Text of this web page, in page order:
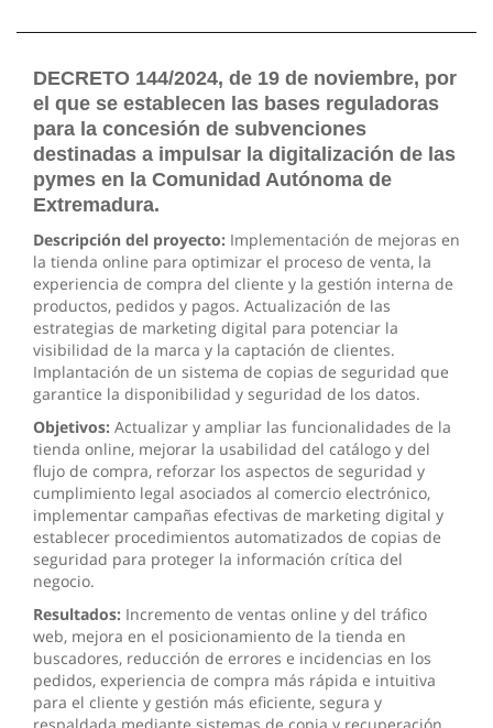
DECRETO 144/2024, de 19 de noviembre, por
el que se establecen las bases reguladoras
para la concesión de subvenciones
destinadas a impulsar la digitalización de las
pymes en la Comunidad Autónoma de
Extremadura.
Descripción del proyecto: Implementación de mejoras en
la tienda online para optimizar el proceso de venta, la
experiencia de compra del cliente y la gestión interna de
productos, pedidos y pagos. Actualización de las
estrategias de marketing digital para potenciar la
visibilidad de la marca y la captación de clientes.
Implantación de un sistema de copias de seguridad que
garantice la disponibilidad y seguridad de los datos.
Objetivos: Actualizar y ampliar las funcionalidades de la
tienda online, mejorar la usabilidad del catálogo y del
flujo de compra, reforzar los aspectos de seguridad y
cumplimiento legal asociados al comercio electrónico,
implementar campañas efectivas de marketing digital y
establecer procedimientos automatizados de copias de
seguridad para proteger la información crítica del
negocio.
Resultados: Incremento de ventas online y del tráfico
web, mejora en el posicionamiento de la tienda en
buscadores, reducción de errores e incidencias en los
pedidos, experiencia de compra más rápida e intuitiva
para el cliente y gestión más eficiente, segura y